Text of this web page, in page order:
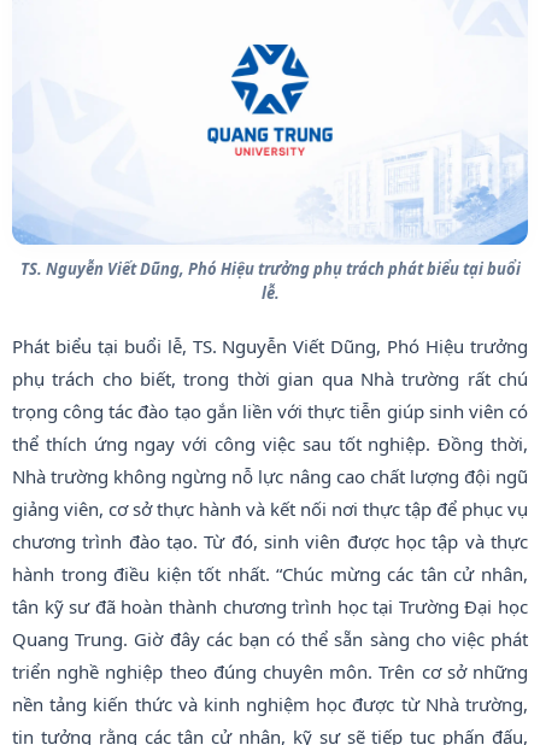
TS. Nguyễn Viết Dũng, Phó Hiệu trưởng phụ trách phát biểu tại buổi
lễ.
Phát biểu tại buổi lễ, TS. Nguyễn Viết Dũng, Phó Hiệu trưởng
phụ trách cho biết, trong thời gian qua Nhà trường rất chú
trọng công tác đào tạo gắn liền với thực tiễn giúp sinh viên có
thể thích ứng ngay với công việc sau tốt nghiệp. Đồng thời,
Nhà trường không ngừng nỗ lực nâng cao chất lượng đội ngũ
giảng viên, cơ sở thực hành và kết nối nơi thực tập để phục vụ
chương trình đào tạo. Từ đó, sinh viên được học tập và thực
hành trong điều kiện tốt nhất. “Chúc mừng các tân cử nhân,
tân kỹ sư đã hoàn thành chương trình học tại Trường Đại học
Quang Trung. Giờ đây các bạn có thể sẵn sàng cho việc phát
triển nghề nghiệp theo đúng chuyên môn. Trên cơ sở những
nền tảng kiến thức và kinh nghiệm học được từ Nhà trường,
tin tưởng rằng các tân cử nhân, kỹ sư sẽ tiếp tục phấn đấu,